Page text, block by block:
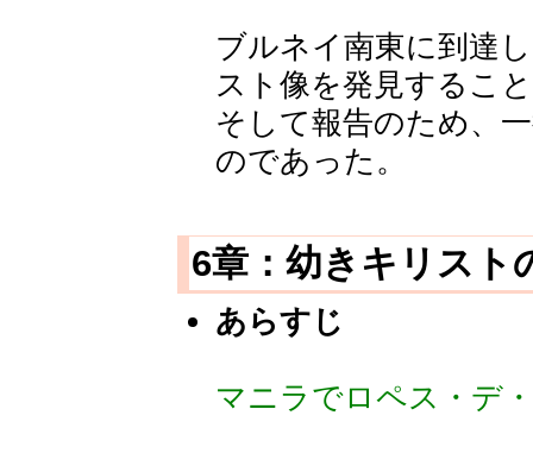
ブルネイ南東に到達
スト像を発見するこ
そして報告のため、
のであった。
6章：幼きキリスト
あらすじ
マニラでロペス・デ